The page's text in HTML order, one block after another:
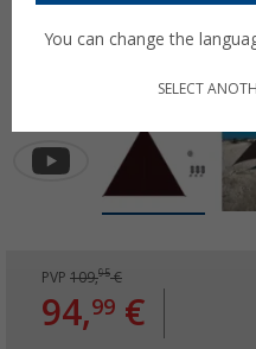
PVP 109,95€
94,99 €
You can change the
SELECT